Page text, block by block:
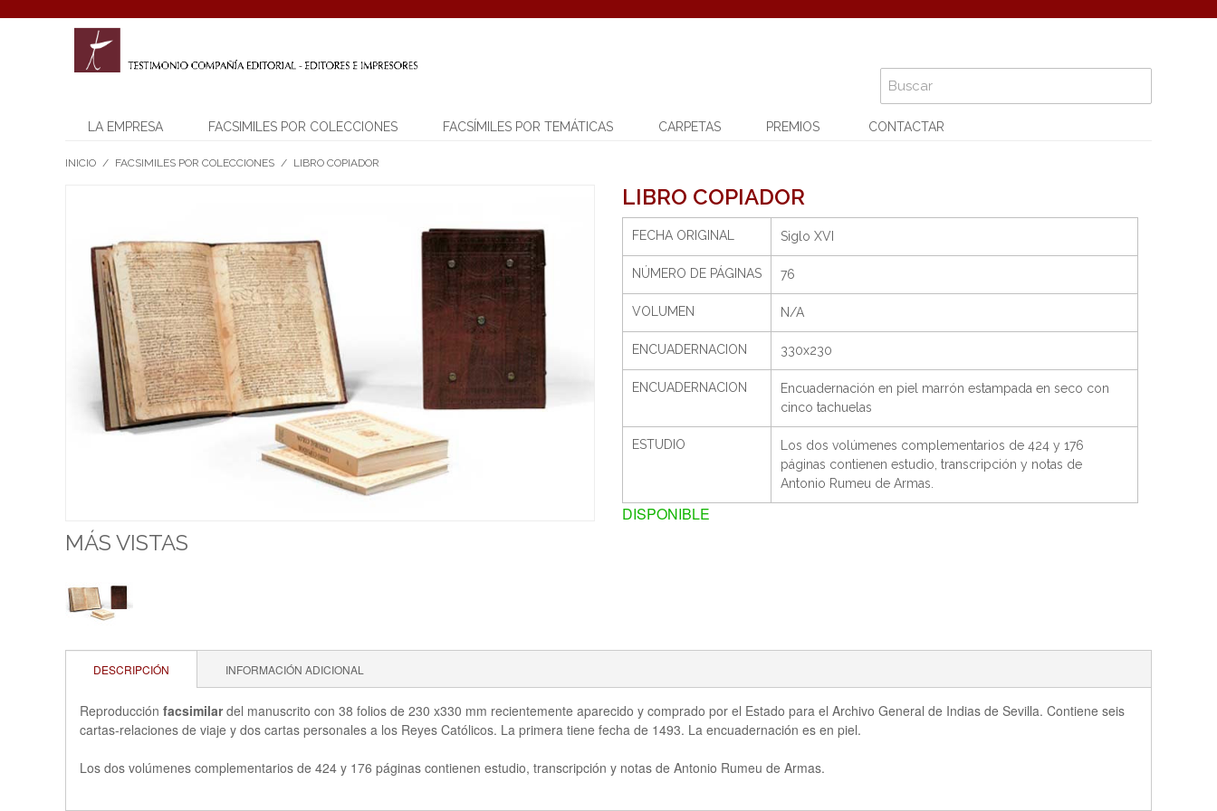
LA EMPRESA FACSIMILES POR COLECCIONES FACSÍMILES POR TEMÁTICAS CARPETAS PREMIOS CONTACTAR
INICIO / FACSIMILES POR COLECCIONES / LIBRO COPIADOR
MÁS VISTAS
LIBRO COPIADOR
FECHA ORIGINAL Siglo XVI
NÚMERO DE PÁGINAS 76
VOLUMEN N/A
ENCUADERNACION 330x230
ENCUADERNACION
Encuadernación en piel marrón estampada en seco con
cinco tachuelas
ESTUDIO
Los dos volúmenes complementarios de 424 y 176
páginas contienen estudio, transcripción y notas de
Antonio Rumeu de Armas.
DISPONIBLE
DESCRIPCIÓN INFORMACIÓN ADICIONAL
Reproducción facsimilardel manuscrito con 38 folios de 230 x330 mm recientemente aparecido y comprado por el Estado para el Archivo General de Indias de Sevilla. Contiene seis
cartas-relaciones de viaje y dos cartas personales a los Reyes Católicos. La primera tiene fecha de 1493. La encuadernación es en piel.
Los dos volúmenes complementarios de 424 y 176 páginas contienen estudio, transcripción y notas de Antonio Rumeu de Armas.